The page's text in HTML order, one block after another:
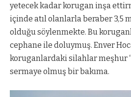
yetecek kadar korugan inşa
içinde atıl olanlarla beraber 3,5
olduğu söylenmekte. Bu
cephane ile doluymuş. Enver
koruganlardaki silahlar meşhur
sermaye olmuş bir bakıma.